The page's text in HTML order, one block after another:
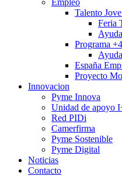
Empleo
Talento
Feria
Programa
España
Proyecto
Innovacion
Pyme Innova
Unidad de apoyo
Red PIDi
Camerfirma
Pyme Sostenible
Pyme Digital
Noticias
Contacto